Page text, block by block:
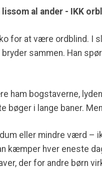
al ander - IKK
for at være ordblind. I
sammen. Han
ham bogstaverne,
i lange baner.
eller mindre værd –
kæmper hver eneste
der for andre børn